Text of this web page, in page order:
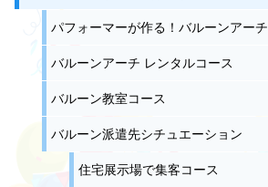
パフォーマーが作る！バルーンアーチ
バルーンアーチ レンタルコース
バルーン教室コース
バルーン派遣先シチュエーション
住宅展示場で集客コース